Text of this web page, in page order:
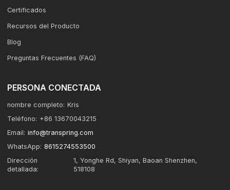
Certificados
Recursos del Producto
Blog
Preguntas Frecuentes (FAQ)
PERSONA CONECTADA
nombre completo: Kris
Teléfono: +86 13670043215
Email: info@transpring.com
WhatsApp: 8615274553500
Dirección
detallada:
1, Yonghe Rd, Shiyan, Baoan Shenzhen,
518108